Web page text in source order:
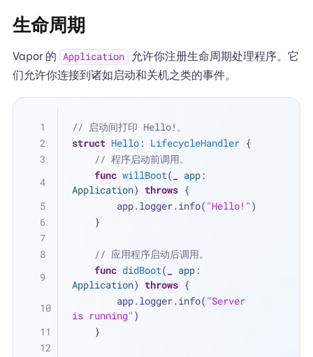
生命周期
Vapor 的 Application
允许你注册生命周期处理程序。它
们允许你连接到诸如启动和关机之类的事件。
// 启动间打印 Hello!。
struct Hello: LifecycleHandler {
// 程序启动前调用。
func willBoot( app
Application) throws {
        app.logger.info(
"Hello!" )
    }
// 应用程序启动后调用。
func didBoot( app
Application) throws {
        app.logger.info(
"Server
is running" )
    }